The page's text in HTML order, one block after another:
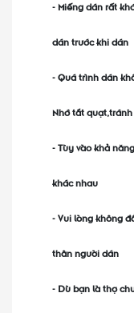
- Miếng dán rất
dán trước khi dán
- Quá trình dán
Nhớ tắt quạt,tránh
- Tùy vào khả
khác nhau
- Vui lòng không
thân người dán
- Dù bạn là thợ